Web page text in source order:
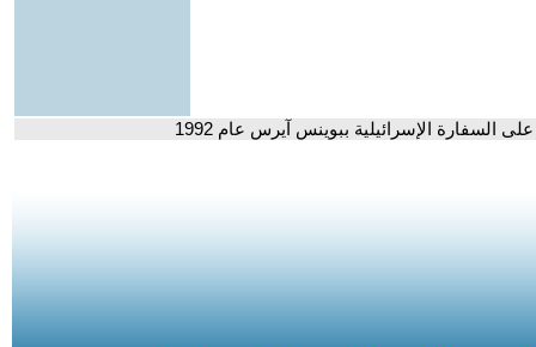
السفارة الإسرائيلية ببوينس آيرس عام 1992